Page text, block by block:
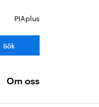
PIAplus
Om oss